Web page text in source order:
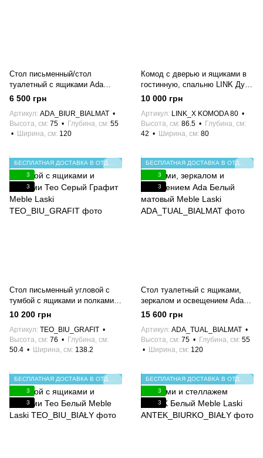
Стол письменный/стол
туалетный с ящиками Ada
Белый матовый Meble Laski
6 500 грн
Артикул ADA_BIUR_BIALMAT
Высота, см 75 Глубина, см 55
Ширина, см 120
Комод с дверью и ящиками в
гостинную, спальню LINK Дуб
Сонома Meble Laski
10 000 грн
Артикул
LINK_X KOMODA 80
Высота, см 86.5
Глубина, см
42
Ширина, см 80
3
3
Стол письменный угловой с
тумбой с ящиками и полками
Тео Серый Графит Meble Laski
10 200 грн
Артикул TEO_BIU_GRAFIT
Высота, см 76
Глубина, см
50.4
Ширина, см 138.2
3
3
Стол туалетный с ящиками,
зеркалом и освещением Ada
Белый матовый Meble Laski
15 600 грн
Артикул ADA_TUAL_BIALMAT
Высота, см 75 Глубина, см 55
Ширина, см 120
3
3
3
3